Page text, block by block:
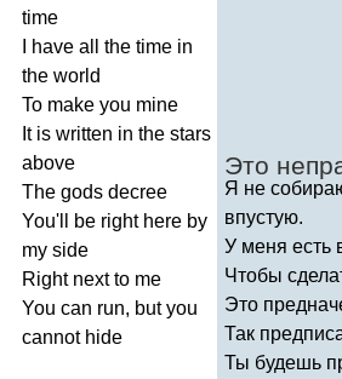
time
have all the time in
the world
To make you mine
It is written in the stars
above
The gods decree
You'll
be right here by
my side
Right next to me
You can run, but you
cannot hide
Это
Я не
впустую.
У меня есть
Чтобы
Это
Так
Ты будешь